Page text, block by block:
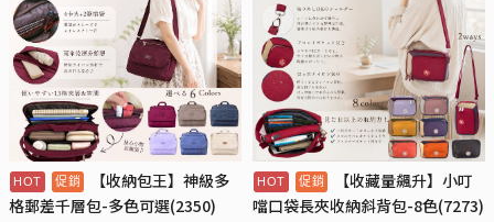
【收納包王】神級多
格郵差千層包-多色可選(2350)
【收藏量飆升】小叮
噹口袋長夾收納斜背包-8色(7273)